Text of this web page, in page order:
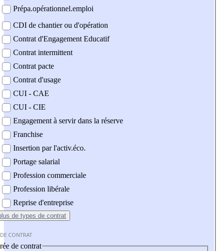
Prépa.opérationnel.emploi
CDI de chantier ou d'opération
Contrat d'Engagement Educatif
Contrat intermittent
Contrat pacte
Contrat d'usage
CUI - CAE
CUI - CIE
Engagement à servir dans la réserve
Franchise
Insertion par l'activ.éco.
Portage salarial
Profession commerciale
Profession libérale
Reprise d'entreprise
de types de contrat
CONTRAT
de contrat